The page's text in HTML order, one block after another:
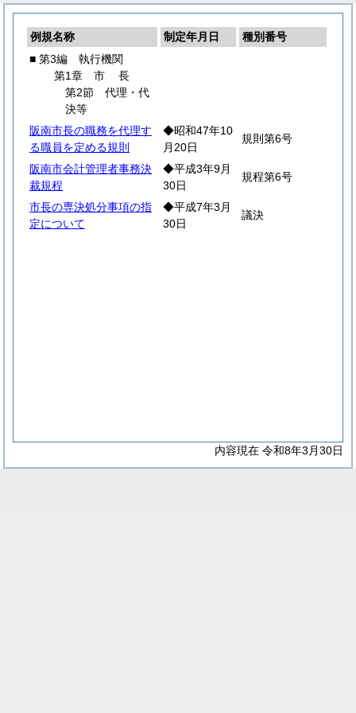
例規名称 制定年月日
種別番号
■ 第3編 執行機関
第1章 市長
第2節 代理・代
決等
阪南市長の職務を代理す
る職員を定める規則
◆昭和47年10
月20日
規則第6号
阪南市会計管理者事務決
裁規程
◆平成3年9月
30日
規程第6号
市長の専決処分事項の指
定について
◆平成7年3月
30日
議決
内容現在 令和8年3月30日